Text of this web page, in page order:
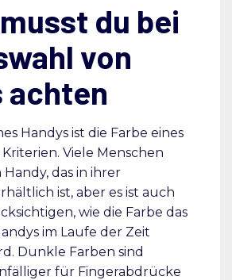
du bei
von
achten
Handys ist die Farbe eines
Viele Menschen
das in ihrer
ist, aber es ist auch
wie die Farbe das
im Laufe der Zeit
Dunkle Farben sind
für Fingerabdrücke